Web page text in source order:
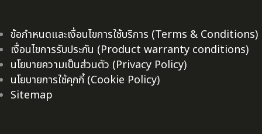
ข้อกำหนดและเงื่อนไขการใช้บริการ (Terms & Conditions)
เงื่อนไขการรับประกัน (Product warranty conditions)
นโยบายความเป็นส่วนตัว (Privacy Policy)
นโยบายการใช้คุกกี้ (Cookie Policy)
Sitemap